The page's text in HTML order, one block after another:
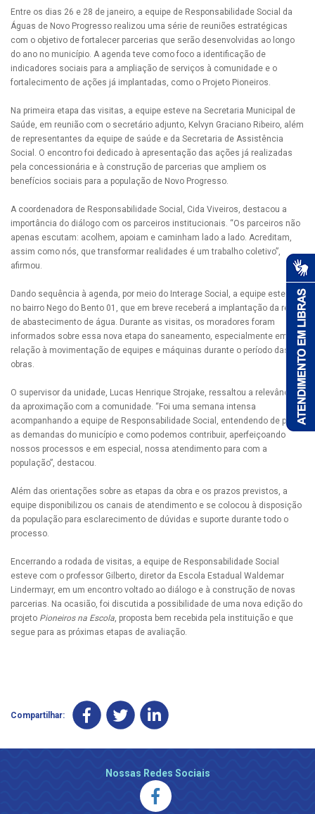
Entre os dias 26 e 28 de janeiro, a equipe de Responsabilidade Social da
Águas de Novo Progresso realizou uma série de reuniões estratégicas
com o objetivo de fortalecer parcerias que serão desenvolvidas ao longo
do ano no município. A agenda teve como foco a identificação de
indicadores sociais para a ampliação de serviços à comunidade e o
fortalecimento de ações já implantadas, como o Projeto Pioneiros.
Na primeira etapa das visitas, a equipe esteve na Secretaria Municipal de
Saúde, em reunião com o secretário adjunto, Kelvyn Graciano Ribeiro, além
de representantes da equipe de saúde e da Secretaria de Assistência
Social. O encontro foi dedicado à apresentação das ações já realizadas
pela concessionária e à construção de parcerias que ampliem os
benefícios sociais para a população de Novo Progresso.
A coordenadora de Responsabilidade Social, Cida Viveiros, destacou a
importância do diálogo com os parceiros institucionais. “Os parceiros não
apenas escutam: acolhem, apoiam e caminham lado a lado. Acreditam,
assim como nós, que transformar realidades é um trabalho coletivo”,
afirmou.
Dando sequência à agenda, por meio do Interage Social, a equipe esteve
no bairro Nego do Bento 01, que em breve receberá a implantação da rede
de abastecimento de água. Durante as visitas, os moradores foram
informados sobre essa nova etapa do saneamento, especialmente em
relação à movimentação de equipes e máquinas durante o período das
obras.
O supervisor da unidade, Lucas Henrique Strojake, ressaltou a relevância
da aproximação com a comunidade. “Foi uma semana intensa
acompanhando a equipe de Responsabilidade Social, entendendo de perto
as demandas do município e como podemos contribuir, aperfeiçoando
nossos processos e em especial, nossa atendimento para com a
população”, destacou.
Além das orientações sobre as etapas da obra e os prazos previstos, a
equipe disponibilizou os canais de atendimento e se colocou à disposição
da população para esclarecimento de dúvidas e suporte durante todo o
processo.
Encerrando a rodada de visitas, a equipe de Responsabilidade Social
esteve com o professor Gilberto, diretor da Escola Estadual Waldemar
Lindermayr, em um encontro voltado ao diálogo e à construção de novas
parcerias. Na ocasião, foi discutida a possibilidade de uma nova edição do
projeto Pioneiros na Escola, proposta bem recebida pela instituição e que
segue para as próximas etapas de avaliação.
Compartilhar:
Nossas Redes Sociais